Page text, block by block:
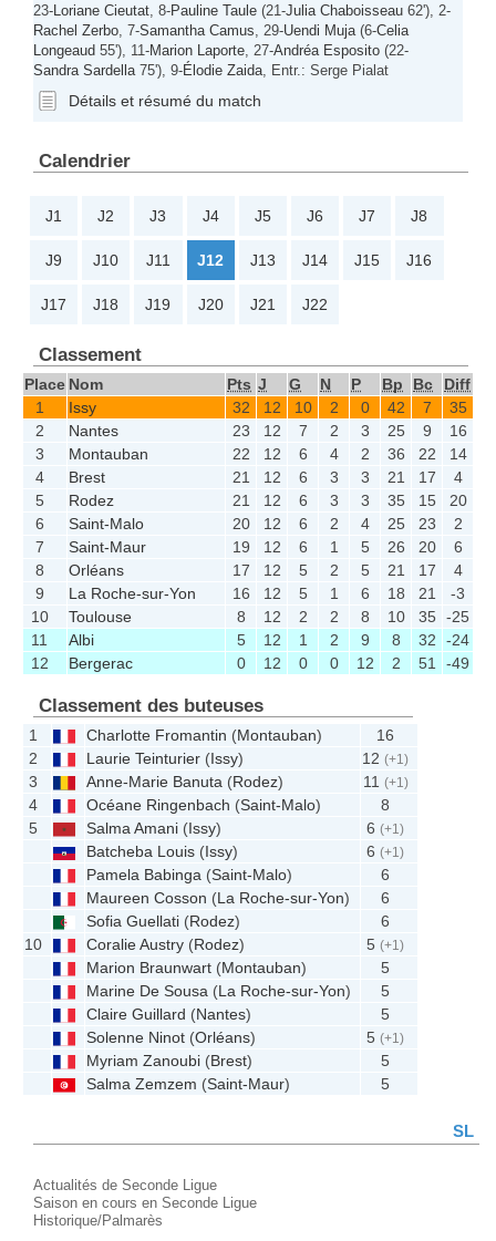
23- Loriane Cieutat , 8-Pauline Taule (21-Julia Chaboisseau 62'), 2-
Rachel Zerbo , 7-Samantha Camus , 29-Uendi Muja (6-Celia
Longeaud 55'), 11-Marion Laporte , 27-Andréa Esposito (22-
Sandra Sardella 75'), 9-Élodie Zaida , Entr.: Serge Pialat
Détails et résumé du match
Calendrier
J1 J2 J3 J4 J5 J6 J7 J8
J9 J10 J11 J12 J13 J14 J15 J16
J17 J18 J19 J20 J21 J22
Classement
Place Nom Pts J G N P Bp Bc
Diff
1
Issy 32 12 10 2 0 42 7
35
2
Nantes 23 12 7 2 3 25 9
16
3
Montauban 22 12 6 4 2 36 22
14
4
Brest 21 12 6 3 3 21 17
4
5
Rodez 21 12 6 3 3 35 15
20
6
Saint-Malo 20 12 6 2 4 25 23
2
7
Saint-Maur 19 12 6 1 5 26 20
6
8
Orléans 17 12 5 2 5 21 17
4
9
La Roche-sur-Yon 16 12 5 1 6 18 21
-3
10
Toulouse 8 12 2 2 8 10 35 -25
11
Albi 5 12 1 2 9 8 32
-24
12
Bergerac 0 12 0 0 12 2 51 -49
Classement des buteuses
1 Charlotte Fromantin (Montauban)
16
2
Laurie Teinturier (Issy) 12(+1)
3 Anne-Marie Banuta (Rodez) 11 (+1)
4 Océane Ringenbach (Saint-Malo)
8
5
Salma Amani (Issy) 6(+1)
Batcheba Louis (Issy) 6(+1)
Pamela Babinga (Saint-Malo)
6
Maureen Cosson (La Roche-sur-Yon)
6
Sofia Guellati (Rodez)
6
10
Coralie Austry (Rodez) 5(+1)
Marion Braunwart (Montauban)
5
Marine De Sousa (La Roche-sur-Yon)
5
Claire Guillard (Nantes)
5
Solenne Ninot (Orléans) 5(+1)
Myriam Zanoubi (Brest)
5
Salma Zemzem (Saint-Maur) 5
SL
Actualités de Seconde Ligue
Saison en cours en Seconde Ligue
Historique/Palmarès